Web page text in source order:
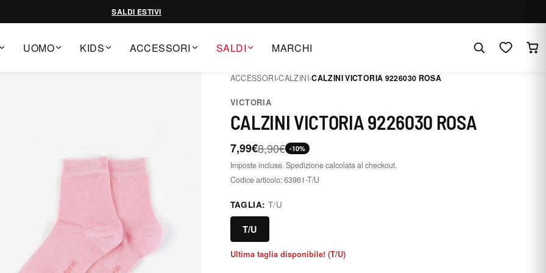
SALDI ESTIVI
UOMO KIDS ACCESSORI SALDI MARCHI
ACCESSORI›CALZINI›CALZINI VICTORIA 9226030 ROSA
VICTORIA
CALZINI VICTORIA 9226030 ROSA
7,99€8,90€ -10%
Imposte incluse. Spedizione calcolata al checkout.
Codice articolo:63961-T/U
TAGLIA: T/U
T/U
Ultima taglia disponibile! (T/U)